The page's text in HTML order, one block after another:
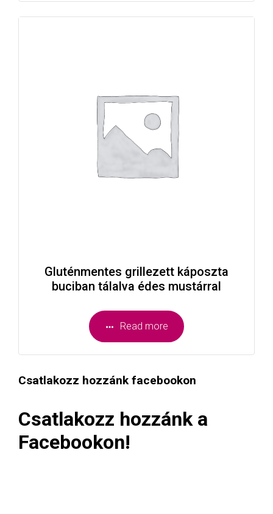
Gluténmentes grillezett káposzta
buciban tálalva édes mustárral
Read more
Csatlakozz hozzánk facebookon
Csatlakozz hozzánk a
Facebookon!